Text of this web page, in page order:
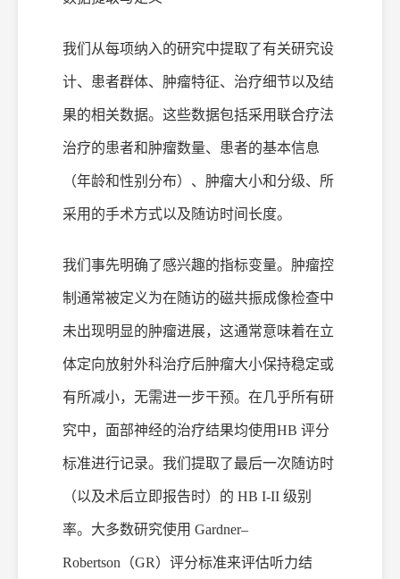
我们从每项纳入的研究中提取了有关研究设
计、患者群体、肿瘤特征、治疗细节以及结
果的相关数据。这些数据包括采用联合疗法
治疗的患者和肿瘤数量、患者的基本信息
（年龄和性别分布）、肿瘤大小和分级、所
采用的手术方式以及随访时间长度。
我们事先明确了感兴趣的指标变量。肿瘤控
制通常被定义为在随访的磁共振成像检查中
未出现明显的肿瘤进展，这通常意味着在立
体定向放射外科治疗后肿瘤大小保持稳定或
有所减小，无需进一步干预。在几乎所有研
究中，面部神经的治疗结果均使用HB 评分
标准进行记录。我们提取了最后一次随访时
（以及术后立即报告时）的 HB I-II 级别
率。大多数研究使用 Gardner–
Robertson（GR）评分标准来评估听力结